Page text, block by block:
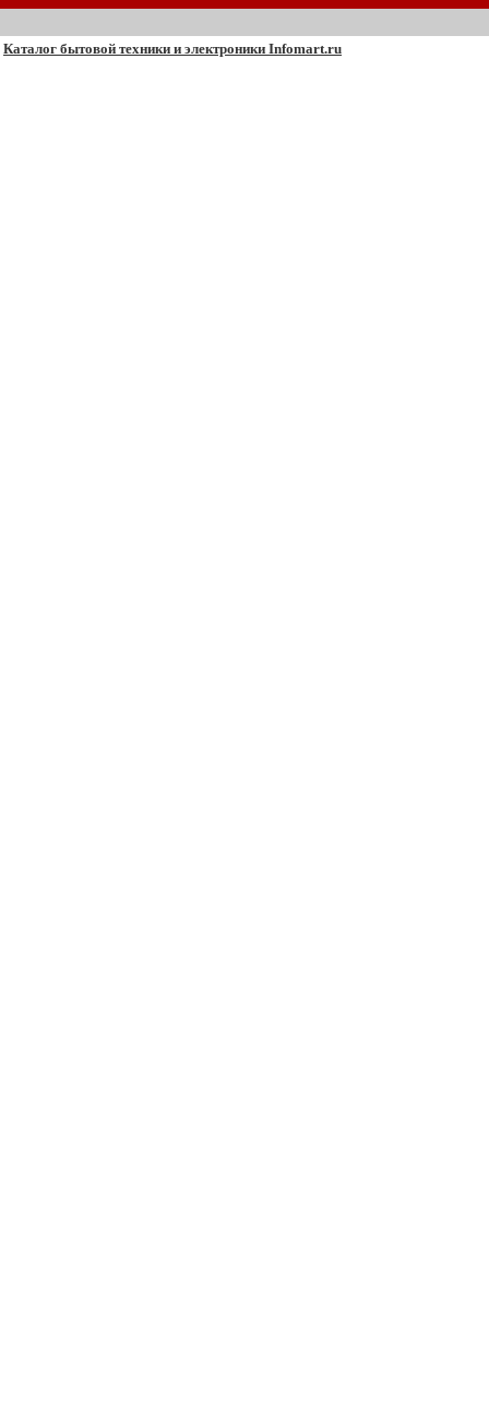
Каталог бытовой техники и электроники Infomart.ru